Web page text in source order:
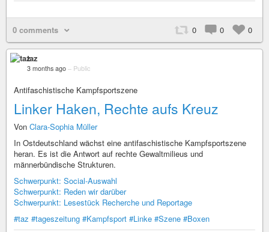
0 comments 0 0 0
taz
3 months ago – Public
Antifaschistische Kampfsportszene
Linker Haken, Rechte aufs Kreuz
Von Clara-Sophia Müller
In Ostdeutschland wächst eine antifaschistische Kampfsportszene
heran. Es ist die Antwort auf rechte Gewaltmilieus und
männerbündische Strukturen.
Schwerpunkt: Social-Auswahl
Schwerpunkt: Reden wir darüber
Schwerpunkt: Lesestück Recherche und Reportage
#taz #tageszeitung #Kampfsport #Linke #Szene #Boxen